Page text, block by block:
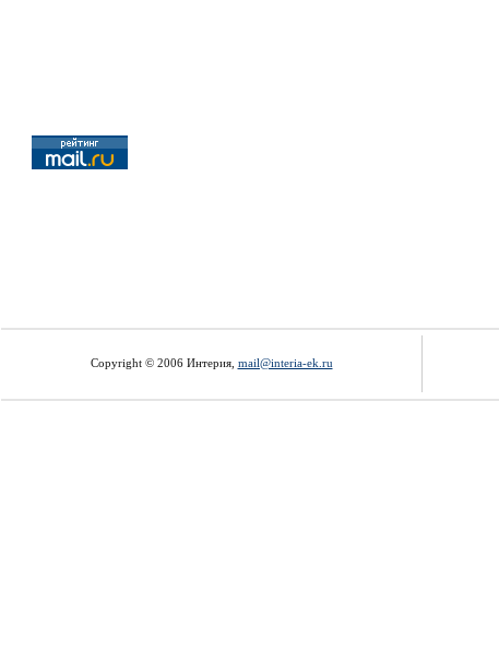
Copyright © 2006 Интерия, mail@interia-ek.ru